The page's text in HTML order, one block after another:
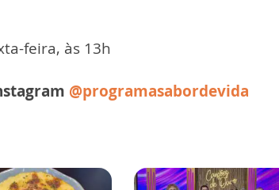
feira, às 13h
@programasabordevida